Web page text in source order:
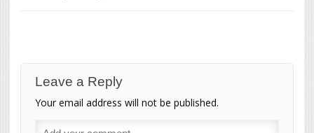
Leave a Reply
Your email address will not be published.